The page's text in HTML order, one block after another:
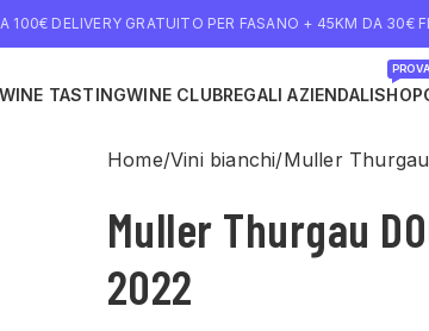
100€ DELIVERY GRATUITO PER FASANO + 45KM DA 30€
TASTINGWINE CLUBREGALI AZIENDALISHOP
Home Vini bianchi Muller
Muller Thurgau
2022